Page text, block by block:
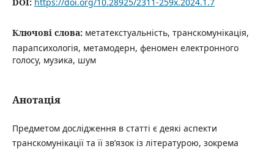
Ключові слова: метатекстуальність, транскомунікація,
парапсихологія, метамодерн, феномен електронного
голосу, музика, шум
Анотація
Предметом дослідження в статті є деякі аспекти
транскомунікації та її зв’язок із літературою, зокрема